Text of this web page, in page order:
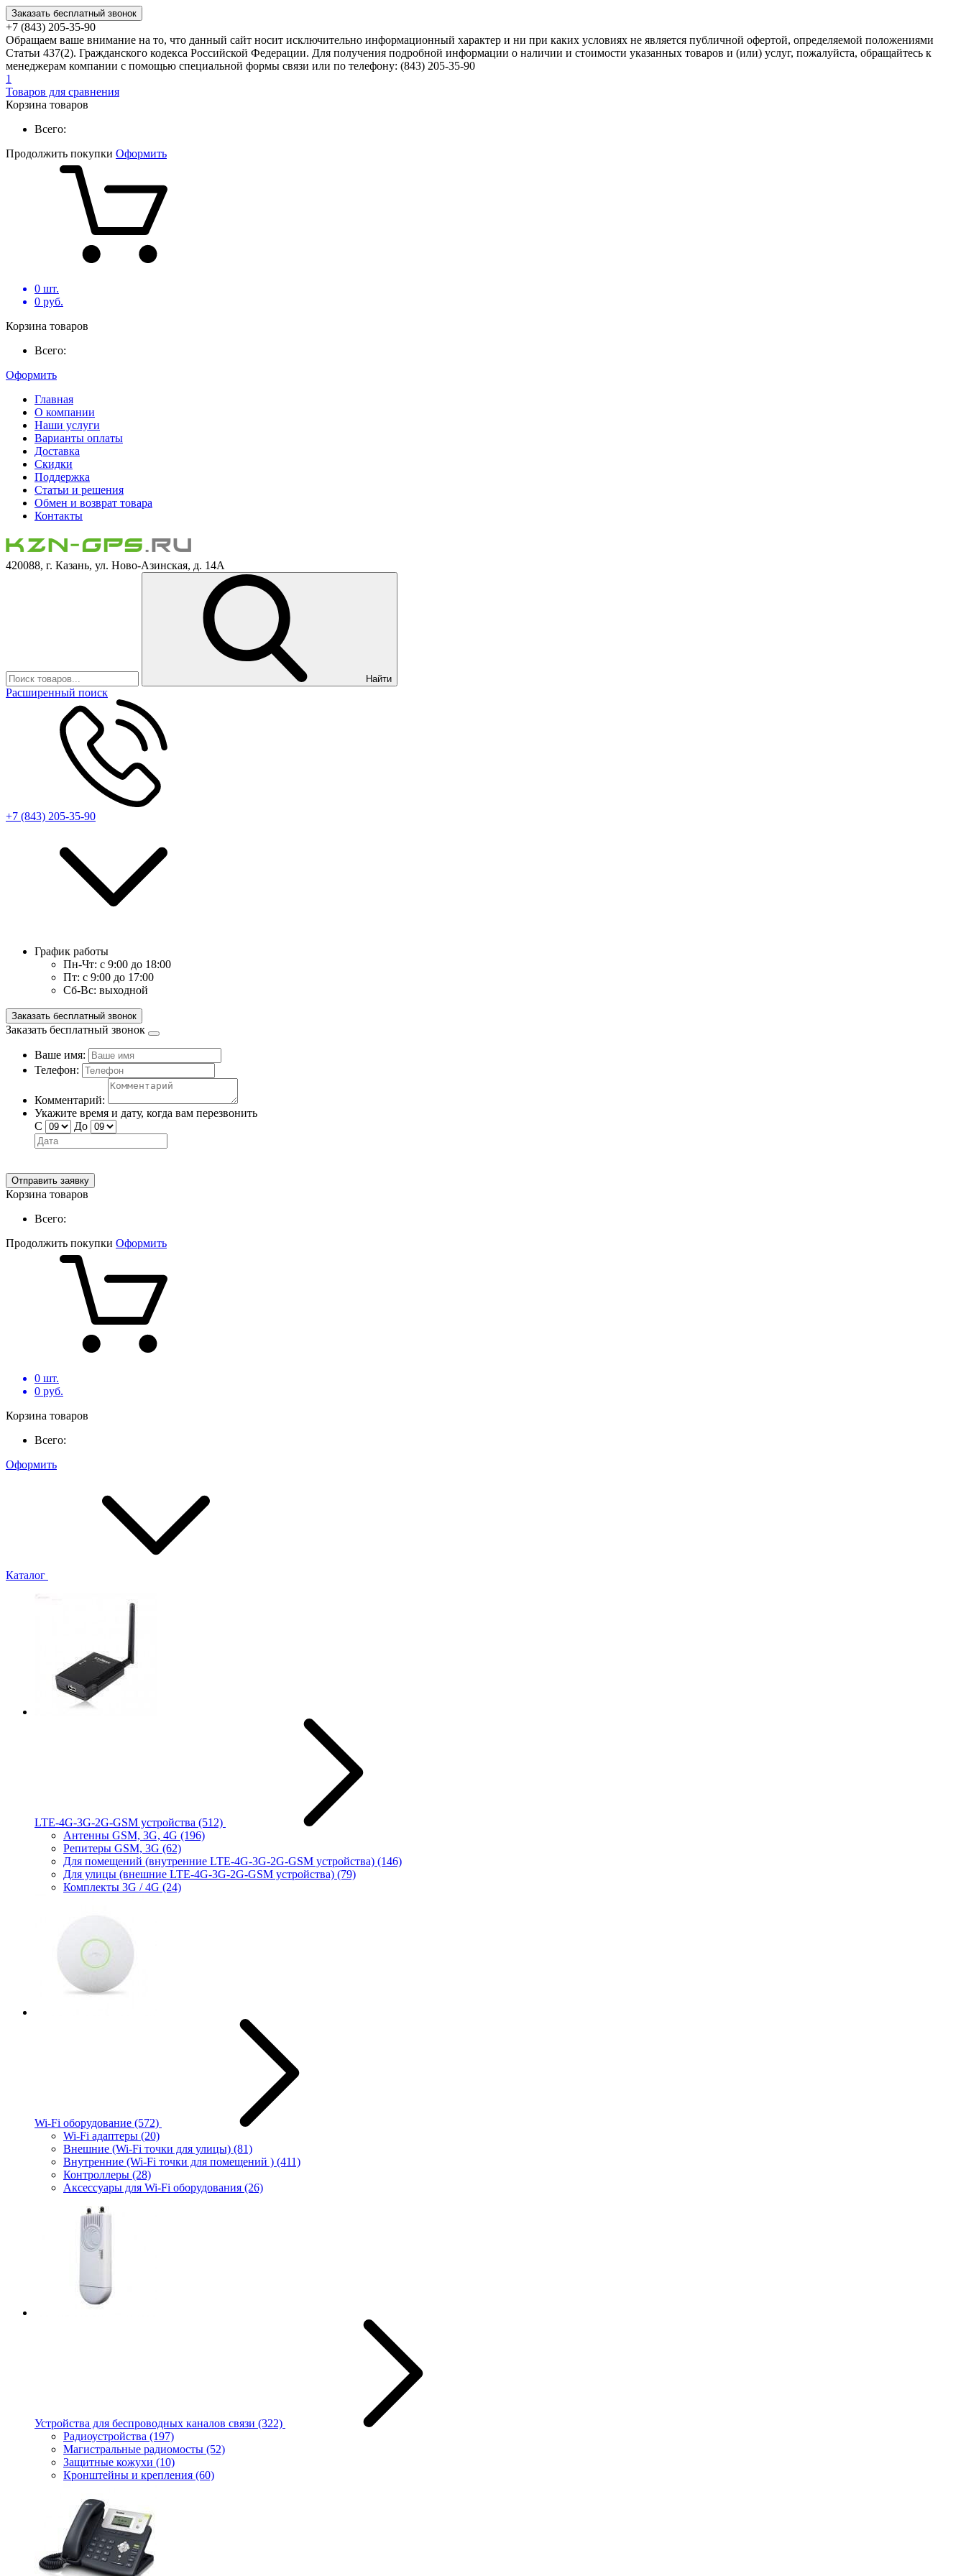
Заказать бесплатный звонок
+7 (843) 205-35-90
Обращаем ваше внимание на то, что данный сайт носит исключительно информационный характер и ни при каких условиях не является публичной офертой, определяемой положениями
Статьи 437(2). Гражданского кодекса Российской Федерации. Для получения подробной информации о наличии и стоимости указанных товаров и (или) услуг, пожалуйста, обращайтесь к
менеджерам компании с помощью специальной формы связи или по телефону: (843) 205-35-90
1
Товаров для сравнения
Корзина товаров
Всего:
Продолжить покупки Оформить
0 шт.
0 руб.
Корзина товаров
Всего:
Оформить
Главная
О компании
Наши услуги
Варианты оплаты
Доставка
Скидки
Поддержка
Статьи и решения
Обмен и возврат товара
Контакты
420088, г. Казань, ул. Ново-Азинская, д. 14А
Найти
Расширенный поиск
+7 (843) 205-35-90
График работы
Пн-Чт: с 9:00 до 18:00
Пт: с 9:00 до 17:00
Сб-Вс: выходной
Заказать бесплатный звонок
Заказать бесплатный звонок
Ваше имя:
Телефон:
Комментарий:
Укажите время и дату, когда вам перезвонить
С
До
Отправить заявку
Корзина товаров
Всего:
Продолжить покупки Оформить
0 шт.
0 руб.
Корзина товаров
Всего:
Оформить
Каталог
LTE-4G-3G-2G-GSM устройства (512)
Антенны GSM, 3G, 4G (196)
Репитеры GSM, 3G (62)
Для помещений (внутренние LTE-4G-3G-2G-GSM устройства) (146)
Для улицы (внешние LTE-4G-3G-2G-GSM устройства) (79)
Комплекты 3G / 4G (24)
Wi-Fi оборудование (572)
Wi-Fi адаптеры (20)
Внешние (Wi-Fi точки для улицы) (81)
Внутренние (Wi-Fi точки для помещений ) (411)
Контроллеры (28)
Аксессуары для Wi-Fi оборудования (26)
Устройства для беспроводных каналов связи (322)
Радиоустройства (197)
Магистральные радиомосты (52)
Защитные кожухи (10)
Кронштейны и крепления (60)